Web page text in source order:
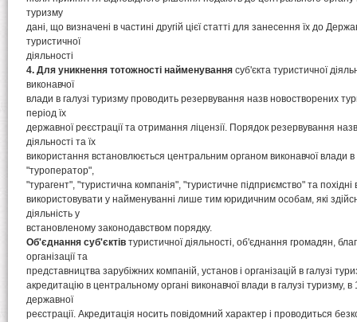
туризму
дані, що визначені в частині другій цієї статті для занесення їх до
туристичної
діяльності
4. Для уникнення тотожності найменування суб'єкта туристичної
виконавчої
влади в галузі туризму проводить резервування назв новостворених
період їх
державної реєстрації та отримання ліцензії. Порядок резервування назв
діяльності та їх
використання встановлюється центральним органом виконавчої влади в
"туроператор",
"турагент", "туристична компанія", "туристичне підприємство" та похідні
використовувати у найменуванні лише тим юридичним особам, які
діяльність у
встановленому законодавством порядку.
Об'єднання суб'єктів туристичної діяльності, об'єднання громадян,
організації та
представництва зарубіжних компаній, установ і організацій в галузі
акредитацію в центральному органі виконавчої влади в галузі туризму,
державної
реєстрації. Акредитація носить повідомний характер і проводиться